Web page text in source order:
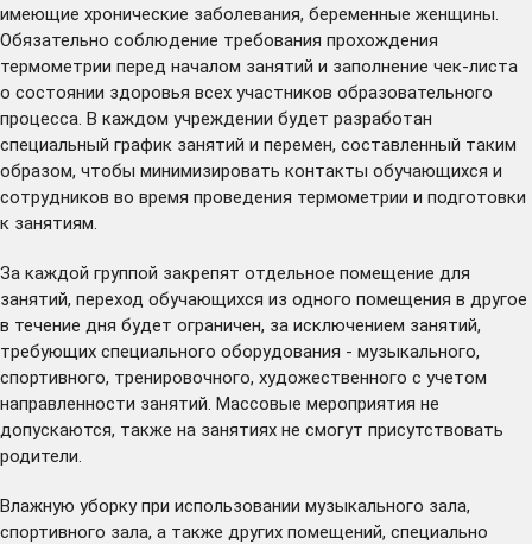
имеющие хронические заболевания, беременные женщины.
Обязательно соблюдение требования прохождения
термометрии перед началом занятий и заполнение чек-листа
о состоянии здоровья всех участников образовательного
процесса. В каждом учреждении будет разработан
специальный график занятий и перемен, составленный таким
образом, чтобы минимизировать контакты обучающихся и
сотрудников во время проведения термометрии и подготовки
к занятиям.
За каждой группой закрепят отдельное помещение для
занятий, переход обучающихся из одного помещения в другое
в течение дня будет ограничен, за исключением занятий,
требующих специального оборудования - музыкального,
спортивного, тренировочного, художественного с учетом
направленности занятий. Массовые мероприятия не
допускаются, также на занятиях не смогут присутствовать
родители.
Влажную уборку при использовании музыкального зала,
спортивного зала, а также других помещений, специально